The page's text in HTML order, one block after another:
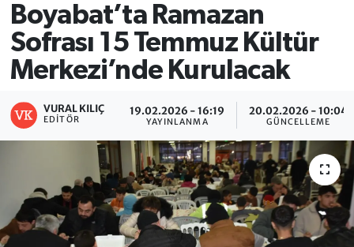
Boyabat’ta Ramazan
Sofrası 15 Temmuz Kültür
Merkezi’nde Kurulacak
VURAL KILIÇ
EDITÖR
19.02.2026 - 16:19
YAYINLANMA
20.02.2026 - 10:04
GÜNCELLEME
Süper Lig Puan Durumu ve Fikstür
Tüm Manşetler
Son Dakika Haberleri
Haber Arşivi